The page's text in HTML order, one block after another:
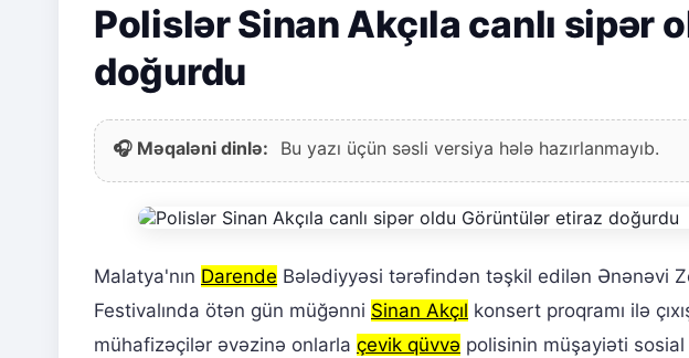
Polislər Sinan Akçıla canlı sipər
doğurdu
🎧 Məqaləni dinlə: Bu yazı üçün səsli versiya hələ hazırlanmayıb.
Malatya'nın Darende Bələdiyyəsi tərəfindən təşkil edilən Ənənəvi
Festivalında ötən gün müğənni Sinan Akçıl konsert proqramı ilə
mühafizəçilər əvəzinə onlarla çevik qüvvə polisinin müşayiəti